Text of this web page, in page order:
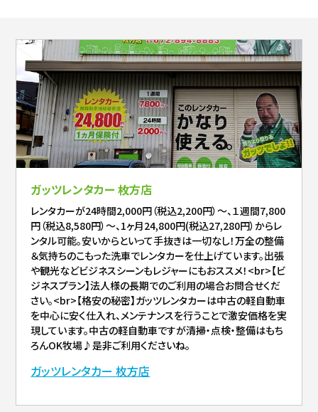
ガッツレンタカー 枚方店
レンタカーが24時間2,000円（税込2,200円）～、１週間7,800
円（税込8,580円）～、1ヶ月24,800円(税込27,280円）からレ
ンタル可能。安いからといって手抜きは一切なし！万全の整備
＆気持ちのこもった洗車でレンタカーを仕上げています。出張
や観光などビジネスシーンもレジャーにもおススメ！<br>【ビ
ジネスプラン】法人様の長期でのご利用の場合お問合せくだ
さい。<br>【格安の秘密】ガッツレンタカーは中古の軽自動車
を中心に安く仕入れ、メンテナンスを行うことで激安価格を実
現しています。中古の軽自動車ですが清掃・点検・整備はもち
ろんOK牧場♪是非ご利用くださいね。
ガッツレンタカー 枚方店